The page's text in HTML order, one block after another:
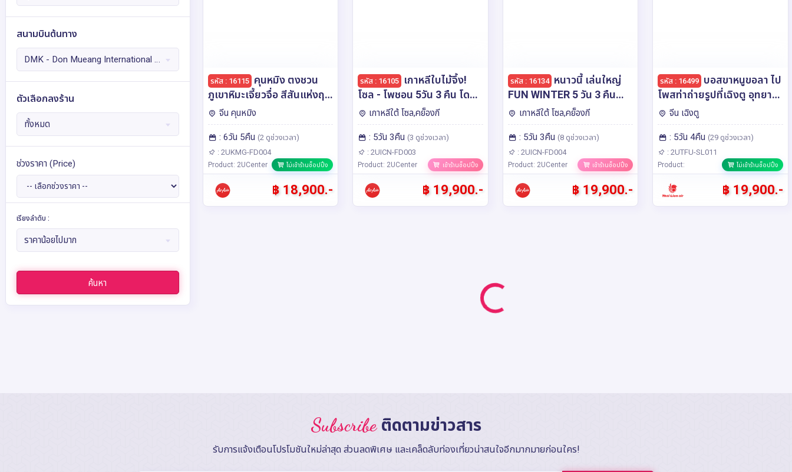
สแกนดิเนเวีย 8
สวิตเซอร์แลนด์ 59 สวีเดน 7
อเมริกา 2 ออสเตรเลีย 4
เอสโตเนีย
ไอซ์แลนด์
สนามบินต้นทาง
ตัวเลือกลงร้าน
ทั้งหมด
ช่วงราคา (Price)
เรียงลำดับ :
ราคาน้อยไปมาก
ค้นหา
รหัส : 16115 คุนหมิง ตงชวน
ภูเขาหิมะเจี้ยวจื่อ สีสันแห่งฤดู
ใบไม้เปลี่ยนสี 6 วัน 5 คืน
*ทัวร์ไม่ลงร้าน* โดยสายการ
บินแอร์เอเซีย (FD)
จีน คุนหมิง
: 6วัน 5คืน (2 ดูช่วงเวลา)
: 2UKMG-FD004
Product: 2UCenter ไม่เข้าร้านช็อปปิ้ง
฿ 18,900.-
รหัส : 16105
เกาหลีใบไม้จึ้ง!
โซล - โพชอน 5วัน 3 คืน โดย
สายการบินแอร์เอเชีย (FD)
เกาหลีใต้ โซล,คย็องกี
: 5วัน 3คืน (3 ดูช่วงเวลา)
: 2UICN-FD003
Product: 2UCenter เข้าร้านช็อปปิ้ง
฿ 19,900.-
รหัส : 16134 หนาวนี้ เล่นใหญ่
FUN WINTER 5 วัน 3 คืน
โดยสายการบินแอร์เอเชีย
(FD)
เกาหลีใต้ โซล,คย็องกี
: 5วัน 3คืน (8 ดูช่วงเวลา)
: 2UICN-FD004
Product: 2UCenter เข้าร้านช็อปปิ้ง
฿ 19,900.-
รหัส : 16499 บอสขาหนูขอลา ไป
โพสท่าถ่ายรูปที่เฉิงตู อุทยาน
สี่ดรุณี อุทยานปี้เผิงโกว ดูหมี
แพนด้า *ไม่ลงร้านช้อป* 5วัน
4คืน โดยสายการบิน Thai
Lion Air (SL)
จีน เฉิงตู
: 5วัน 4คืน (29 ดูช่วงเวลา)
: 2UTFU-SL011
Product: ไม่เข้าร้านช็อปปิ้ง
฿ 19,900.-
Subscribe ติดตามข่าวสาร
รับการแจ้งเตือนโปรโมชันใหม่ล่าสุด ส่วนลดพิเศษ และเคล็ดลับท่องเที่ยวน่าสนใจอีกมากมายก่อนใคร!